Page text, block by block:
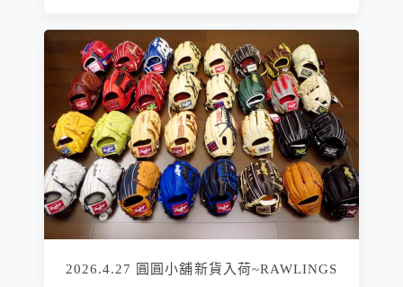
2026.4.27 圓圓小舖新貨入荷~RAWLINGS